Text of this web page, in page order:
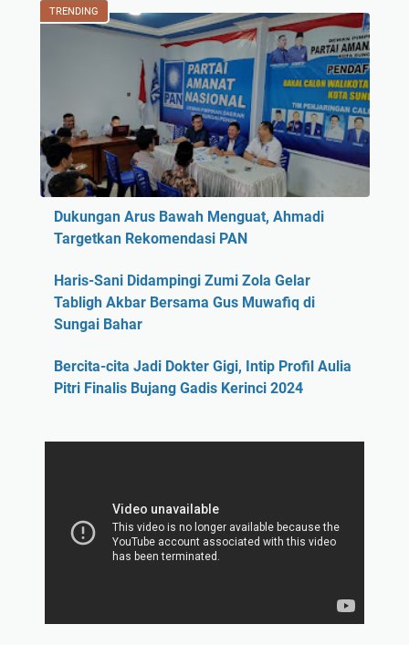
TRENDING
Dukungan Arus Bawah Menguat, Ahmadi
Targetkan Rekomendasi PAN
Haris-Sani Didampingi Zumi Zola Gelar
Tabligh Akbar Bersama Gus Muwafiq di
Sungai Bahar
Bercita-cita Jadi Dokter Gigi, Intip Profil Aulia
Pitri Finalis Bujang Gadis Kerinci 2024